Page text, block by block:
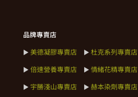
品牌專賣店
► 美德凝膠專賣店 ► 杜克系列專賣店
► 倍速營養專賣店 ► 情緒花精專賣店
► 宇勝淺山專賣店 ► 赫本染劑專賣店